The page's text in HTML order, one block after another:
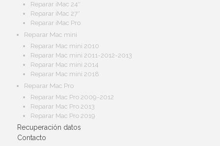
Reparar iMac 24″
Reparar iMac 27″
Reparar iMac Pro
Reparar Mac mini
Reparar Mac mini 2010
Reparar Mac mini 2011-2012-2013
Reparar Mac mini 2014
Reparar Mac mini 2018
Reparar Mac Pro
Reparar Mac Pro 2009-2012
Reparar Mac Pro 2013
Reparar Mac Pro 2019
Recuperación datos
Contacto